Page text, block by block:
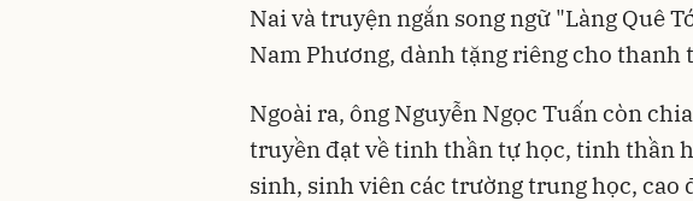
Nai và truyện ngắn song ngữ "Làng Quê
Nam Phương, dành tặng riêng cho thanh
Ngoài ra, ông Nguyễn Ngọc Tuấn còn
truyền đạt về tinh thần tự học, tinh thần
sinh, sinh viên các trường trung học, cao